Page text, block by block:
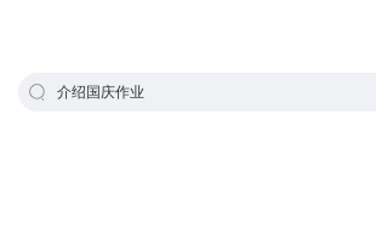
介绍国庆作业